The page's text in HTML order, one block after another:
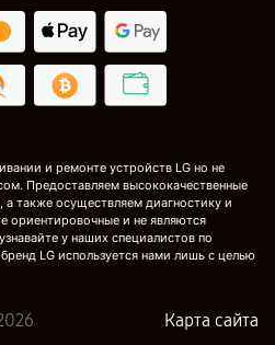
и ремонте устройств LG но не
Предоставляем высококачественные
а также осуществляем диагностику и
ориентировочные и не являются
у наших специалистов по
LG используется нами лишь с целью
Карта сайта